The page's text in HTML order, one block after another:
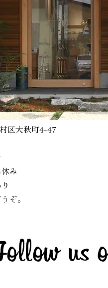
区大秋町4-47
み
ぞ。